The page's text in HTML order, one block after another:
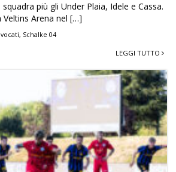
più gli Under Plaia, Idele e Cassa.
Veltins Arena nel […]
, Schalke 04
LEGGI TUTTO